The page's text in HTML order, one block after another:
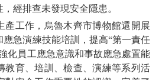
經排查未發現安全隱患。
工作，烏魯木齊市博物館還開展
急演練技能培訓，提高“第一責任
化員工應急意識和事故應急處置能
教育、培訓、檢查、演練等系列活